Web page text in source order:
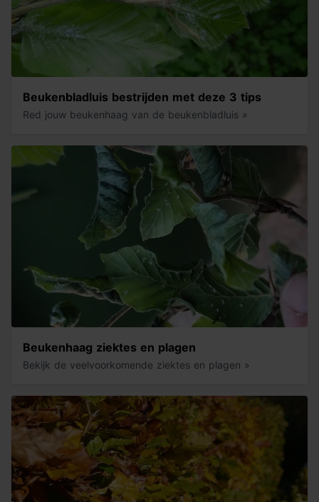
Beukenbladluis bestrijden met deze 3 tips
Red jouw beukenhaag van de beukenbladluis »
Beukenhaag ziektes en plagen
Bekijk de veelvoorkomende ziektes en plagen »